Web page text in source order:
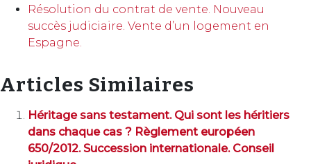
Résolution du contrat de vente. Nouveau
succès judiciaire. Vente d’un logement en
Espagne.
Articles Similaires
Héritage sans testament. Qui sont les héritiers
dans chaque cas ? Règlement européen
650/2012. Succession internationale. Conseil